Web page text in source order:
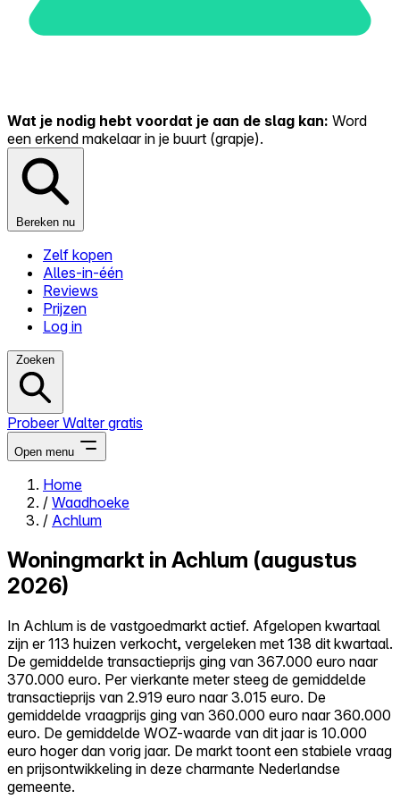
Wat je nodig hebt voordat je aan de slag kan: Word
een erkend makelaar in je buurt (grapje).
Bereken nu
Zelf kopen
Alles-in-één
Reviews
Prijzen
Log in
Zoeken
Probeer Walter gratis
Open menu
Close menu
Alles-in-één
Reviews
Prijzen
Log in
Probeer Walter gratis
Home
/ Waadhoeke
/ Achlum
Woningmarkt in Achlum (augustus
2026)
In Achlum is de vastgoedmarkt actief. Afgelopen kwartaal
zijn er 113 huizen verkocht, vergeleken met 138 dit kwartaal.
De gemiddelde transactieprijs ging van 367.000 euro naar
370.000 euro. Per vierkante meter steeg de gemiddelde
transactieprijs van 2.919 euro naar 3.015 euro. De
gemiddelde vraagprijs ging van 360.000 euro naar 360.000
euro. De gemiddelde WOZ-waarde van dit jaar is 10.000
euro hoger dan vorig jaar. De markt toont een stabiele vraag
en prijsontwikkeling in deze charmante Nederlandse
gemeente.